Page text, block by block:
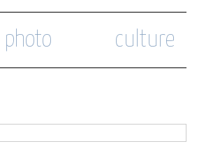
photo culture